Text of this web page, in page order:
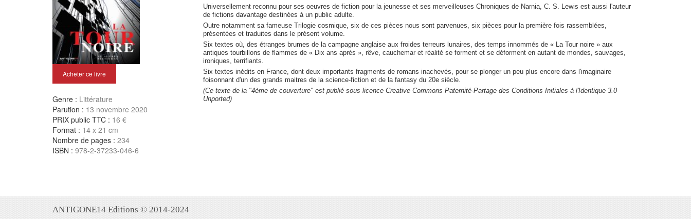
Acheter ce livre
Genre : Littérature
Parution : 13 novembre 2020
PRIX public TTC : 16 €
Format : 14 x 21 cm
Nombre de pages : 234
ISBN : 978-2-37233-046-6
Universellement reconnu pour ses oeuvres de fiction pour la jeunesse et ses merveilleuses Chroniques de Narnia, C. S. Lewis est aussi l'auteur
de fictions davantage destinées à un public adulte.
Outre notamment sa fameuse Trilogie cosmique, six de ces pièces nous sont parvenues, six pièces pour la première fois rassemblées,
présentées et traduites dans le présent volume.
Six textes où, des étranges brumes de la campagne anglaise aux froides terreurs lunaires, des temps innommés de « La Tour noire » aux
antiques tourbillons de flammes de « Dix ans après », rêve, cauchemar et réalité se forment et se déforment en autant de mondes, sauvages,
ironiques, terrifiants.
Six textes inédits en France, dont deux importants fragments de romans inachevés, pour se plonger un peu plus encore dans l'imaginaire
foisonnant d'un des grands maitres de la science-fiction et de la fantasy du 20e siècle.
(Ce texte de la "4ème de couverture" est publié sous licence Creative Commons Paternité-Partage des Conditions Initiales à l'Identique 3.0
Unported)
ANTIGONE14 Editions © 2014-2024